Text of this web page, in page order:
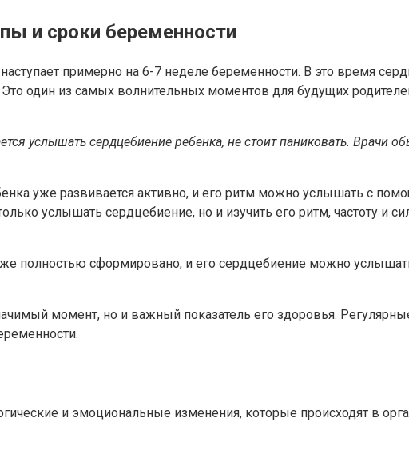
и сроки беременности
примерно на 6-7 неделе беременности. В это время
один из самых волнительных моментов для будущих
услышать сердцебиение ребенка, не стоит паниковать. Врачи
уже развивается активно, и его ритм можно услышать с
услышать сердцебиение, но и изучить его ритм, частоту и
полностью сформировано, и его сердцебиение можно
момент, но и важный показатель его здоровья.
и эмоциональные изменения, которые происходят в